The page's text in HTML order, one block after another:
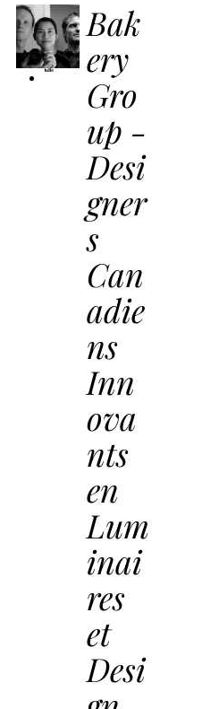
Kundalini
Bak
ery
Gro
up -
Desi
gner
s
Can
adie
ns
Inn
ova
nts
en
Lum
inai
res
et
Desi